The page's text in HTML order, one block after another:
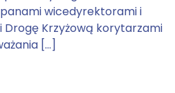
wicedyrektorami i
Drogę Krzyżową korytarzami
[…]